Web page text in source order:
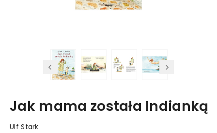
Jak mama została Indianką
Ulf Stark